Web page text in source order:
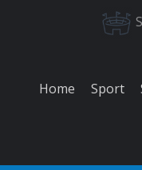
Home Sport